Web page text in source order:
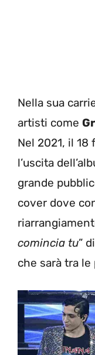
Nella sua
artisti come
Nel 2021, il
l’uscita
grande
cover dove
comincia tu” di
che sarà tra le